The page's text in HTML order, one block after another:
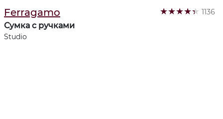
Ferragamo
Сумка с ручками
Studio
★★★★★ 1136